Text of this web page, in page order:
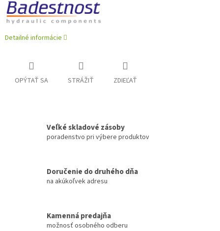
Detailné informácie
OPÝTAŤ SA STRÁŽIŤ ZDIEĽAŤ
Veľké skladové zásoby
poradenstvo pri výbere produktov
Doručenie do druhého dňa
na akúkoľvek adresu
Kamenná predajňa
možnosť osobného odberu